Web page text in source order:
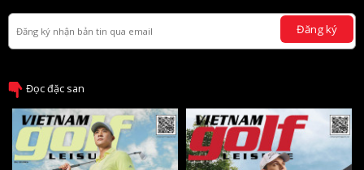
Đăng ký
Đọc đặc san